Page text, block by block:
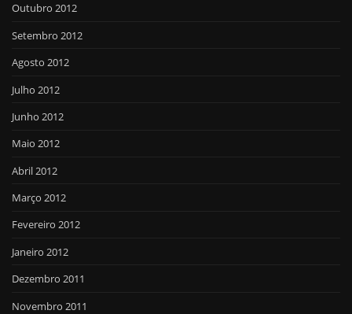
Outubro 2012
Setembro 2012
Agosto 2012
Julho 2012
Junho 2012
Maio 2012
Abril 2012
Março 2012
Fevereiro 2012
Janeiro 2012
Dezembro 2011
Novembro 2011